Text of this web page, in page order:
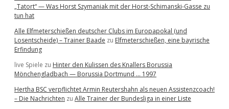
„Tatort“ — Was Horst Szymaniak mit der Horst-Schimanski-Gasse zu
tun hat
Alle Elfmeterschießen deutscher Clubs im Europapokal (und
Losentscheide) – Trainer Baade zu Elfmeterschießen, eine bayrische
Erfindung
live Spiele zu Hinter den Kulissen des Knallers Borussia
Mönchengladbach — Borussia Dortmund … 1997
Hertha BSC verpflichtet Armin Reutershahn als neuen Assistenzcoach!
– Die Nachrichten zu Alle Trainer der Bundesliga in einer Liste